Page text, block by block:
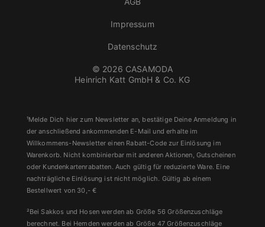
© 2026 CASAMODA
Heinrich Katt GmbH & Co. KG
Impressum
Datenschutz
¹Melde Dich hier zum Newsletter an, bestätige Deine Anmeldung in
der anschließend ankommenden E-Mail und erhalte im
Willkommens-Newsletter einen Rabatt-Code zur Einlösung im
Warenkorb. Nicht kombinierbar mit anderen Aktionen, Gutscheinen
oder Kundenkartenrabatten. Auch gültig für reduzierte Ware. Eine
nachträgliche Einlösung ist nicht möglich. Gültig ab einem
Bestellwert von 30,- €
²Bei Sakkos und Hosen werden ab Größe 56 Größenzuschläge
berechnet. Bei Hemden werden ab Größe 47 Größenzuschläge